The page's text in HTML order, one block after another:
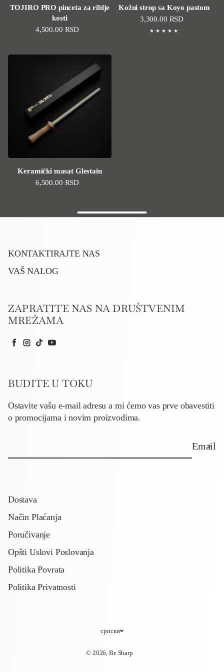
TOJIRO PRO pinceta za riblje
kosti
Standardna cena
4,500.00 RSD
Kožni strop sa Koyo pastom
Standardna cena
3,300.00 RSD
Keramički masat Glestain
Standardna cena
6,500.00 RSD
KONTAKTIRAJTE NAS
VAŠ NALOG
ZAPRATITE NAS NA DRUŠTVENIM
MREŽAMA
Facebook
Instagram
TikTokYouTube
BUDITE U TOKU
Ostavite vašu e-mail adresu a mi ćemo vas prve obavestiti
o promocijama i novim proizvodima.
Email
Dostava
Način Plaćanja
Poručivanje
Opšti Uslovi Poslovanja
Politika Povrata
Politika Privatnosti
српски
© 2026, Be Sharp